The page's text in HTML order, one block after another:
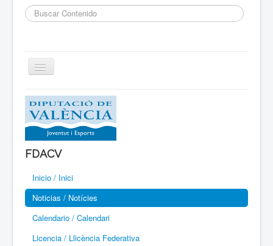
Buscar...
Cambiar
navegación
Aeromodelismo / Aeromodelisme
Ala Delta
Paracaidismo / Paracaigudisme
Parapente / Parapent
Ultraligeros / Ultralleugers
Vuelo Con Motor / Vol Amb Motor
FDACV
Inicio / Inici
Noticias / Notícies
Calendario / Calendari
Licencia / Llicència Federativa